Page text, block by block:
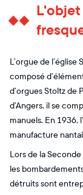
L’orgue de
composé
d’orgues Stoltz de
d’Angers, il se
manuels. En 1936,
manufacture
Lors de la
les
détruits sont